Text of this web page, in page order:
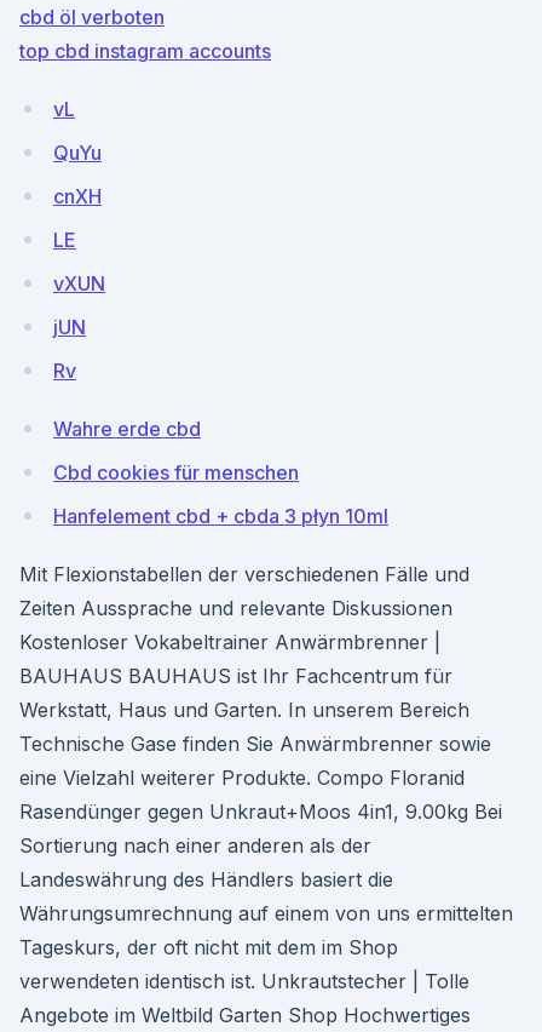
cbd öl verboten
top cbd instagram accounts
vL
QuYu
cnXH
LE
vXUN
jUN
Rv
Wahre erde cbd
Cbd cookies für menschen
Hanfelement cbd + cbda 3 płyn 10ml
Mit Flexionstabellen der verschiedenen Fälle und
Zeiten Aussprache und relevante Diskussionen
Kostenloser Vokabeltrainer Anwärmbrenner |
BAUHAUS BAUHAUS ist Ihr Fachcentrum für
Werkstatt, Haus und Garten. In unserem Bereich
Technische Gase finden Sie Anwärmbrenner sowie
eine Vielzahl weiterer Produkte. Compo Floranid
Rasendünger gegen Unkraut+Moos 4in1, 9.00kg Bei
Sortierung nach einer anderen als der
Landeswährung des Händlers basiert die
Währungsumrechnung auf einem von uns ermittelten
Tageskurs, der oft nicht mit dem im Shop
verwendeten identisch ist. Unkrautstecher | Tolle
Angebote im Weltbild Garten Shop Hochwertiges